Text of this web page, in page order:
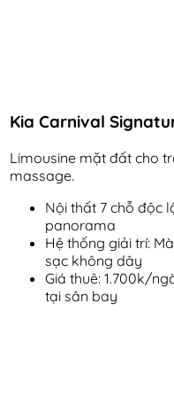
Kia Carnival
Limousine mặt đất cho
massage.
Nội thất 7 chỗ độc
panorama
Hệ thống giải trí:
sạc không dây
Giá thuê: 1.700k/
tại sân bay